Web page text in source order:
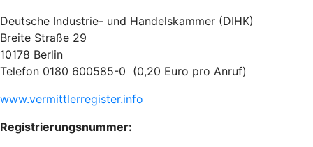
Deutsche Industrie- und Handelskammer (DIHK)
Breite Straße 29
10178 Berlin
Telefon 0180 600585-0 (0,20 Euro pro Anruf)
www.vermittlerregister.info
Registrierungsnummer: